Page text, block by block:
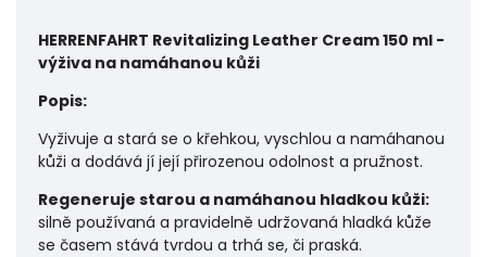
HERRENFAHRT Revitalizing Leather Cream 150 ml -
výživa na namáhanou kůži
Popis:
Vyživuje a stará se o křehkou, vyschlou a namáhanou
kůži a dodává jí její přirozenou odolnost a pružnost.
Regeneruje starou a namáhanou hladkou kůži:
silně používaná a pravidelně udržovaná hladká kůže
se časem stává tvrdou a trhá se, či praská.